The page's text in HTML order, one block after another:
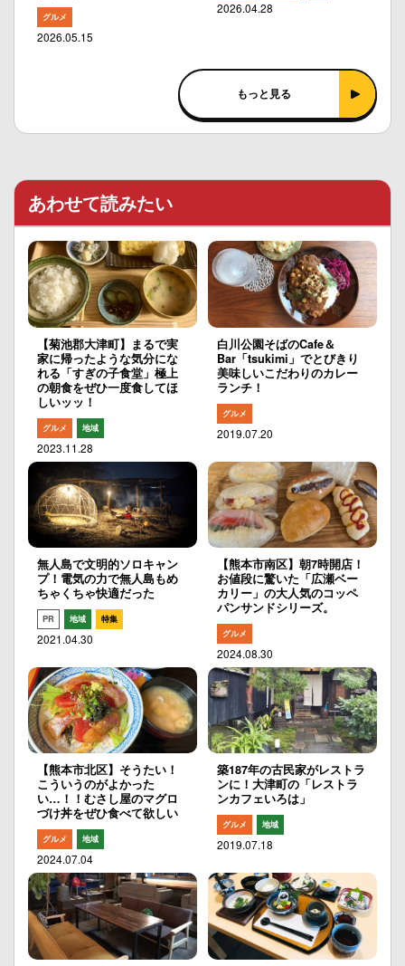
グルメ
2026.05.15
2026.04.28
もっと見る
あわせて読みたい
【菊池郡大津町】まるで実
家に帰ったような気分にな
れる「すぎの子食堂」極上
の朝食をぜひ一度食してほ
しいッッ！
グルメ 地域
2023.11.28
白川公園そばのCafe＆
Bar「tsukimi」でとびきり
美味しいこだわりのカレー
ランチ！
グルメ
2019.07.20
無人島で文明的ソロキャン
プ！電気の力で無人島もめ
ちゃくちゃ快適だった
PR 地域 特集
2021.04.30
【熊本市南区】朝7時開店！
お値段に驚いた「広瀬ベー
カリー」の大人気のコッペ
パンサンドシリーズ。
グルメ
2024.08.30
【熊本市北区】そうたい！
こういうのがよかった
い…！！むさし屋のマグロ
づけ丼をぜひ食べて欲しい
グルメ 地域
2024.07.04
築187年の古民家がレストラ
ンに！大津町の「レストラ
ンカフェいろは」
グルメ 地域
2019.07.18